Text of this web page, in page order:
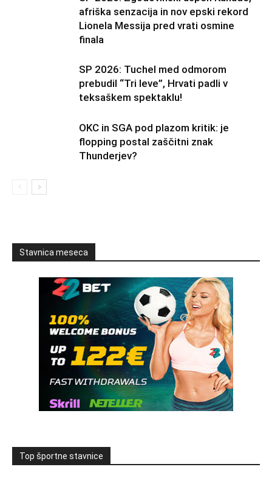
afriška senzacija in nov epski rekord
Lionela Messija pred vrati osmine
finala
SP 2026: Tuchel med odmorom
prebudil “Tri leve”, Hrvati padli v
teksaškem spektaklu!
OKC in SGA pod plazom kritik: je
flopping postal zaščitni znak
Thunderjev?
Stavnica meseca
Top športne stavnice